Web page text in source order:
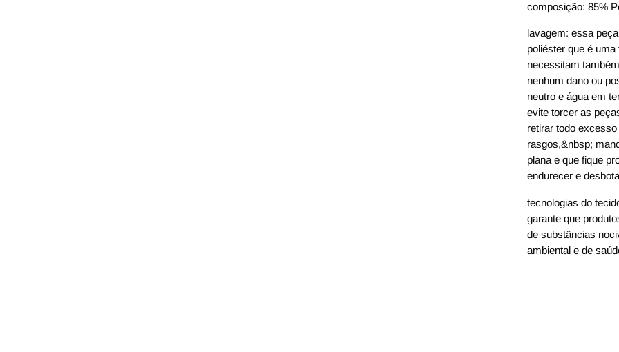
composição: 85%
lavagem: essa
poliéster que é
necessitam
nenhum dano ou
neutro e água em
evite torcer as
retirar todo
rasgos,&nbsp;
plana e que fique
endurecer e
tecnologias do
garante que
de substâncias
ambiental e de